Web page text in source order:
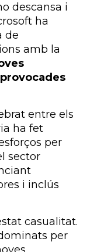
descansa i
ha
de
amb la
entre els
ha fet
per
sector
i inclús
casualitat.
per